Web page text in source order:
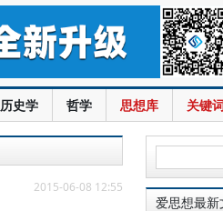
历史学 哲学 思想库 关键
2015-06-08 12:55
爱思想最新